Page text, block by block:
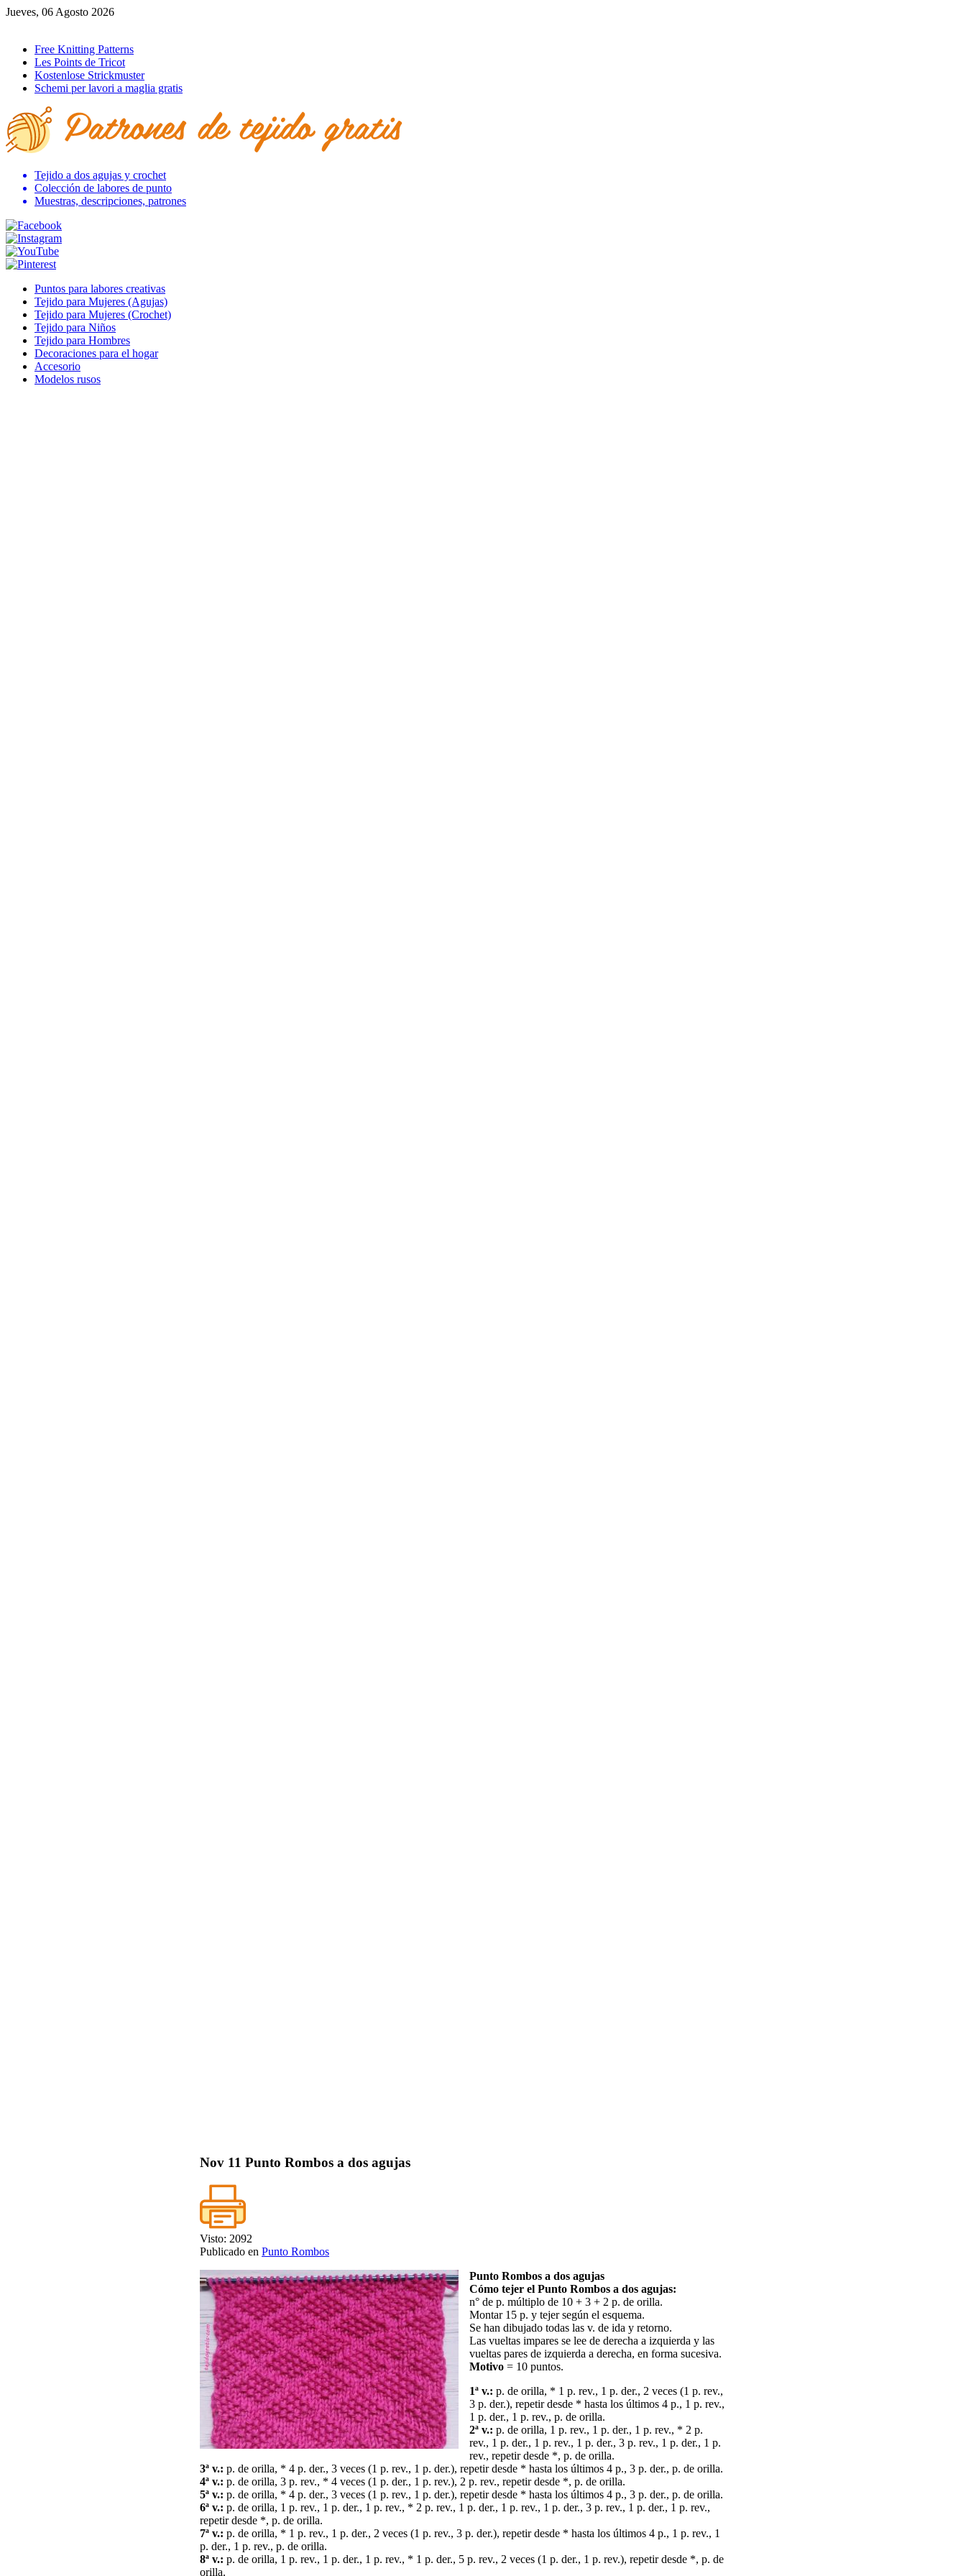
Jueves, 06 Agosto 2026
Free Knitting Patterns
Les Points de Tricot
Kostenlose Strickmuster
Schemi per lavori a maglia gratis
Tejido a dos agujas y crochet
Colección de labores de punto
Muestras, descripciones, patrones
Puntos para labores creativas
Tejido para Mujeres (Agujas)
Tejido para Mujeres (Crochet)
Tejido para Niños
Tejido para Hombres
Decoraciones para el hogar
Accesorio
Modelos rusos
Nov 11 Punto Rombos a dos agujas
Visto: 2092
Publicado en Punto Rombos
Punto Rombos a dos agujas
Cómo tejer el Punto Rombos a dos agujas:
n° de p. múltiplo de 10 + 3 + 2 p. de orilla.
Montar 15 p. y tejer según el esquema.
Se han dibujado todas las v. de ida y retorno.
Las vueltas impares se lee de derecha a izquierda y las
vueltas pares de izquierda a derecha, en forma sucesiva.
Motivo = 10 puntos.
1ª v.: p. de orilla, * 1 p. rev., 1 p. der., 2 veces (1 p. rev.,
3 p. der.), repetir desde * hasta los últimos 4 p., 1 p. rev.,
1 p. der., 1 p. rev., p. de orilla.
2ª v.: p. de orilla, 1 p. rev., 1 p. der., 1 p. rev., * 2 p.
rev., 1 p. der., 1 p. rev., 1 p. der., 3 p. rev., 1 p. der., 1 p.
rev., repetir desde *, p. de orilla.
3ª v.: p. de orilla, * 4 p. der., 3 veces (1 p. rev., 1 p. der.), repetir desde * hasta los últimos 4 p., 3 p. der., p. de orilla.
4ª v.: p. de orilla, 3 p. rev., * 4 veces (1 p. der., 1 p. rev.), 2 p. rev., repetir desde *, p. de orilla.
5ª v.: p. de orilla, * 4 p. der., 3 veces (1 p. rev., 1 p. der.), repetir desde * hasta los últimos 4 p., 3 p. der., p. de orilla.
6ª v.: p. de orilla, 1 p. rev., 1 p. der., 1 p. rev., * 2 p. rev., 1 p. der., 1 p. rev., 1 p. der., 3 p. rev., 1 p. der., 1 p. rev.,
repetir desde *, p. de orilla.
7ª v.: p. de orilla, * 1 p. rev., 1 p. der., 2 veces (1 p. rev., 3 p. der.), repetir desde * hasta los últimos 4 p., 1 p. rev., 1
p. der., 1 p. rev., p. de orilla.
8ª v.: p. de orilla, 1 p. rev., 1 p. der., 1 p. rev., * 1 p. der., 5 p. rev., 2 veces (1 p. der., 1 p. rev.), repetir desde *, p. de
orilla.